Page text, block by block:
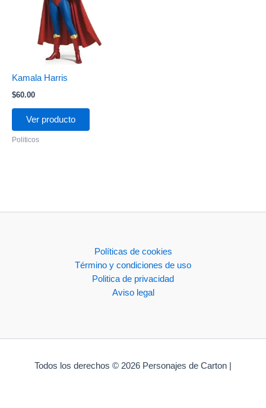
Kamala Harris
$60.00
Ver producto
Politicos
Políticas de cookies
Término y condiciones de uso
Politica de privacidad
Aviso legal
Todos los derechos © 2026 Personajes de Carton |